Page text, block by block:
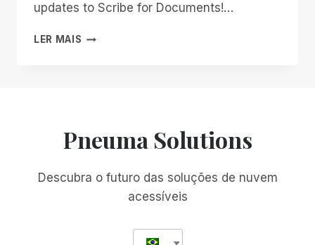
updates to Scribe for Documents!…
LER MAIS START
ACCESSIBILITY
Pneuma Solutions
Descubra o futuro das soluções de nuvem
acessíveis